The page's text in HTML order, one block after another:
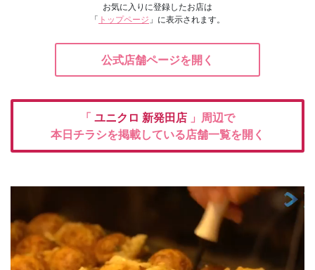
お気に入りに登録したお店は
「 トップページ 」に表示されます。
公式店舗ページを開く
「 ユニクロ 新発田店 」周辺で
本日チラシを掲載している店舗一覧を開く